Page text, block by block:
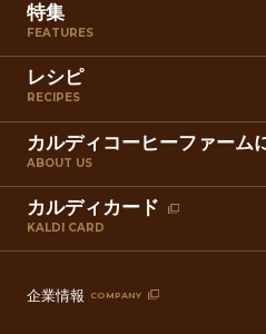
特集
FEATURES
レシピ
RECIPES
カルディコーヒーファーム
ABOUT US
カルディカード
KALDI CARD
企業情報 COMPANY